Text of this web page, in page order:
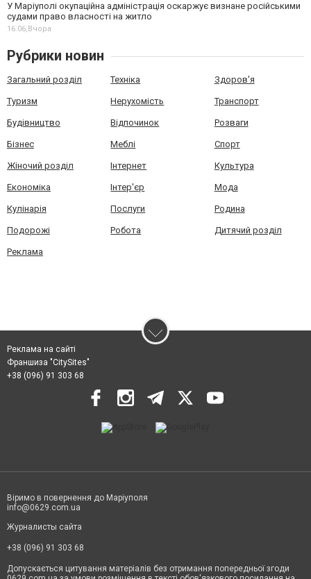
У Маріуполі окупаційна адміністрація оскаржує визнане російськими
судами право власності на житло
16:06,Вчора
Рубрики новин
Загальний розділ Техніка Здоров'я
Туризм Нерухомість Транспорт
Будівництво Відпочинок Розваги
Бізнес Меблі Спорт
Жіночий розділ Інтернет Культура
Економіка Інтер'єр Мода
Кулінарія Послуги Родина
Подорожі Робота Дитячий розділ
Реклама
Реклама на сайті
Франшиза "CitySites"
+38 (096) 91 303 68
Віримо в повернення до Маріуполя
info@0629.com.ua
Журналисты сайта
+38 (096) 91 303 68
Допускається цитування матеріалів без отримання попередньої згоди